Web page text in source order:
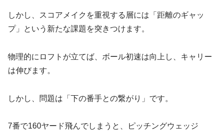
しかし、スコアメイクを重視する層には「距離のギャッ
プ」という新たな課題を突きつけます。
物理的にロフトが立てば、ボール初速は向上し、キャリー
は伸びます。
しかし、問題は「下の番手との繋がり」です。
7番で160ヤード飛んでしまうと、ピッチングウェッジ